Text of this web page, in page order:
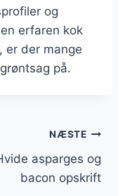
og
erfaren kok
er der mange
på.
NÆSTE
asparges og
bacon opskrift